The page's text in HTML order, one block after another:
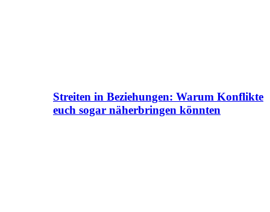
Streiten in Beziehungen: Warum Konflikte
euch sogar näherbringen könnten